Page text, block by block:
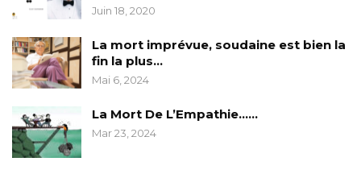
Juin 18, 2020
La mort imprévue, soudaine est bien la
fin la plus…
Mai 6, 2024
La Mort De L’Empathie……
Mar 23, 2024